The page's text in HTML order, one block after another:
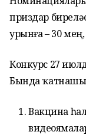
приздар
урынға – 30
Конкурс 27
Бында
Вакцина